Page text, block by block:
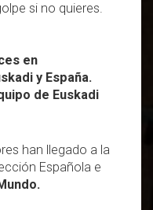
si no quieres.
en
y España.
de Euskadi
han llegado a la
Española e